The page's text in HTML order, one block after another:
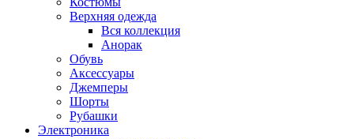
Верхняя одежда
Вся коллекция
Анорак
Обувь
Аксессуары
Джемперы
Шорты
Рубашки
Электроника